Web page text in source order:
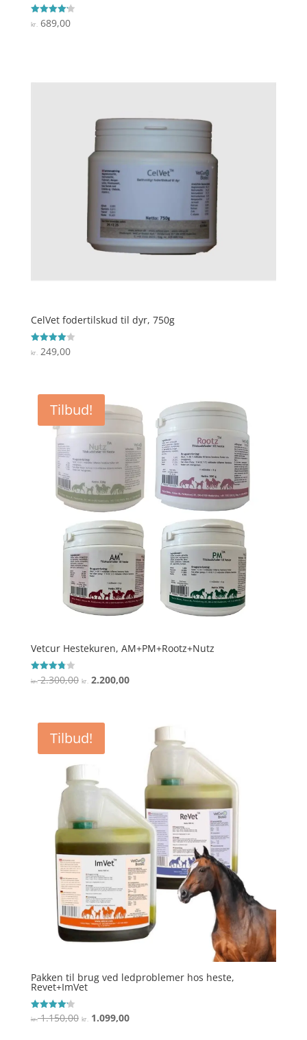
Vurderet
4.2
kr. 689,00
CelVet fodertilskud til dyr, 750g
Vurderet
4
kr. 249,00
Tilbud!
Vetcur Hestekuren, AM+PM+Rootz+Nutz
Vurderet
3.8
kr.2.300,00 Den
var:
kr. 2.300,00.
kr.2.200,00Den
kr. 2.200,00.
Tilbud!
Pakken til brug ved ledproblemer hos heste,
Revet+ImVet
Vurderet
4.2
kr.1.150,00 Den
kr.1.099,00Den